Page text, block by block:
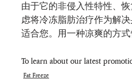
由于它的非侵入性特性、
虑将冷冻脂肪治疗作为解
适合您。用一种凉爽的方
To learn about our latest
Fat Freeze